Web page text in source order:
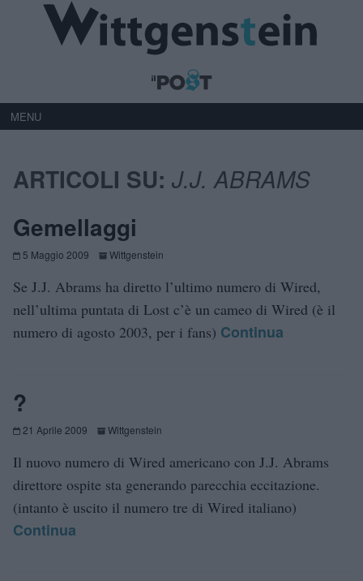
MENU
ARTICOLI SU: J.J. ABRAMS
Gemellaggi
5 Maggio 2009 Wittgenstein
Se J.J. Abrams ha diretto l’ultimo numero di Wired,
nell’ultima puntata di Lost c’è un cameo di Wired (è il
numero di agosto 2003, per i fans) Continua
?
21 Aprile 2009 Wittgenstein
Il nuovo numero di Wired americano con J.J. Abrams
direttore ospite sta generando parecchia eccitazione.
(intanto è uscito il numero tre di Wired italiano)
Continua